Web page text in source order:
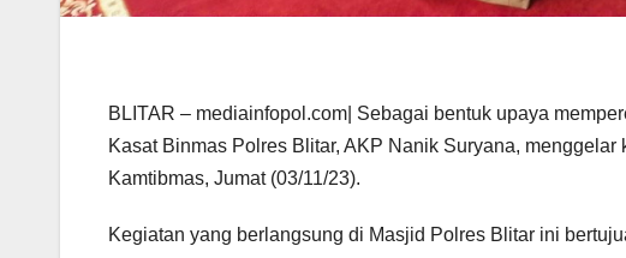
BLITAR – mediainfopol.com| Sebagai bentuk upaya
Kasat Binmas Polres Blitar, AKP Nanik Suryana, menggelar
Kamtibmas, Jumat (03/11/23).
Kegiatan yang berlangsung di Masjid Polres Blitar ini